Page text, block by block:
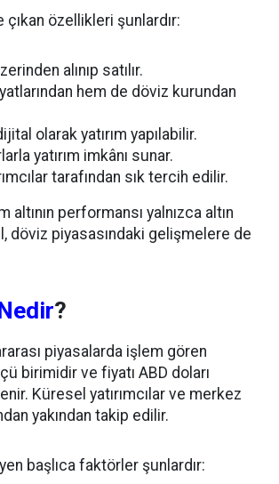
çıkan özellikleri şunlardır:
alınıp satılır.
hem de döviz kurundan
olarak yatırım yapılabilir.
yatırım imkânı sunar.
tarafından sık tercih edilir.
altının performansı yalnızca altın
döviz piyasasındaki gelişmelere de
?
piyasalarda işlem gören
birimidir ve fiyatı ABD doları
Küresel yatırımcılar ve merkez
yakından takip edilir.
başlıca faktörler şunlardır: